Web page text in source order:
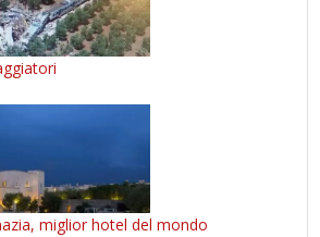
miglior hotel del mondo